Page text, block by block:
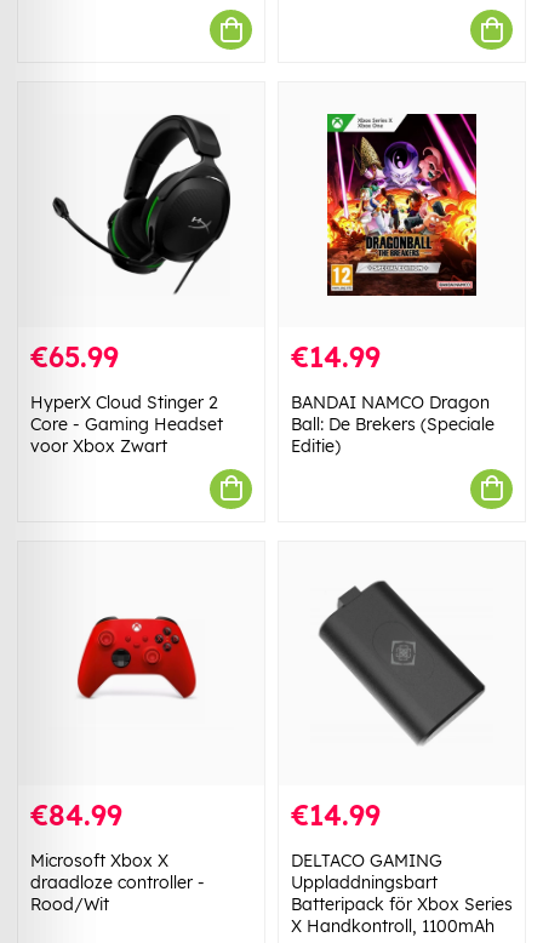
€65.99
HyperX Cloud Stinger 2
Core - Gaming Headset
voor Xbox Zwart
€14.99
BANDAI NAMCO Dragon
Ball: De Brekers (Speciale
Editie)
€84.99
Microsoft Xbox X
draadloze controller -
Rood/Wit
€14.99
DELTACO GAMING
Uppladdningsbart
Batteripack för Xbox Series
X Handkontroll, 1100mAh